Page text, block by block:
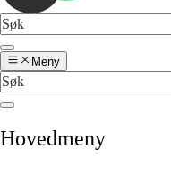
Meny
Hovedmeny